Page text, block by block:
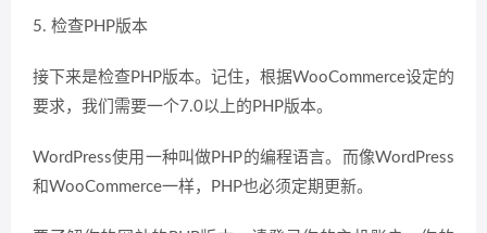
5. 检查PHP版本
接下来是检查PHP版本。记住，根据WooCommerce设定的
要求，我们需要一个7.0以上的PHP版本。
WordPress使用一种叫做PHP的编程语言。而像WordPress
和WooCommerce一样，PHP也必须定期更新。